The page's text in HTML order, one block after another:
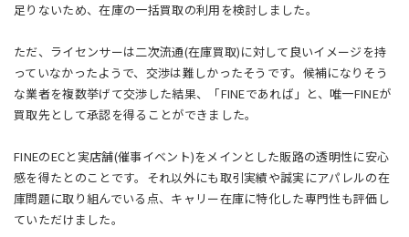
足りないため、在庫の一括買取の利用を検討しました。
ただ、ライセンサーは二次流通(在庫買取)に対して良いイメージを持
っていなかったようで、交渉は難しかったそうです。候補になりそう
な業者を複数挙げて交渉した結果、「FINEであれば」と、唯一FINEが
買取先として承認を得ることができました。
FINEのECと実店舗(催事イベント)をメインとした販路の透明性に安心
感を得たとのことです。それ以外にも取引実績や誠実にアパレルの在
庫問題に取り組んでいる点、キャリー在庫に特化した専門性も評価し
ていただけました。